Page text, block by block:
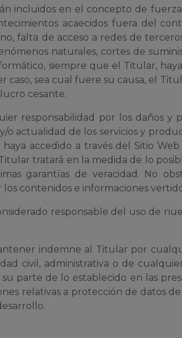
incluidos en el concepto de
acaecidos fuera del
falta de acceso a redes de
naturales, cortes de
siempre que el Titular,
caso, sea cual fuere su causa, el
cesante.
responsabilidad por los daños
o actualidad de los servicios y
accedido a través del Sitio
tratará en la medida de lo
garantías de veracidad. No
contenidos e informaciones
responsable del uso de
indemne al Titular por
civil, administrativa o de
parte de lo establecido en las
relativas a protección de datos